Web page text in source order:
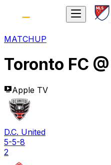
MATCHUP
Toronto FC @
Apple TV
D.C. United
5-5-8
2